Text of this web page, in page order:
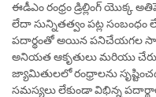
ఈడీఎం రంధ్రం డ్రిల్లింగ్ యొక్క
లేదా సున్నితత్వం పట్ల
పదార్థంతో అయిన పనిచేయగల
అనియత ఆకృతులు మరియు
జ్యామితులలో రంధ్రాలను
సమస్యలు లేకుండా విభిన్న